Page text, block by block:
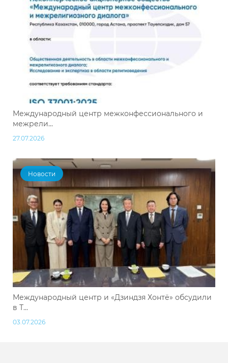
Международный центр межконфессионального и
межрели...
27.07.2026
Новости
Международный центр и «Дзиндзя Хонтё» обсудили
в Т...
03.07.2026